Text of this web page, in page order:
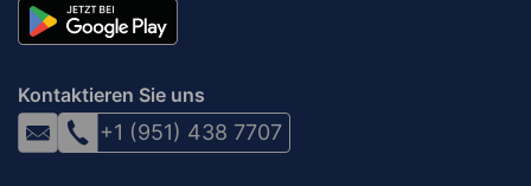
Kontaktieren Sie uns
+1 (951) 438 7707